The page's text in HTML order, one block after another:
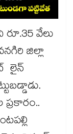
రూ.35 వేలు
జిల్లా
లైన్